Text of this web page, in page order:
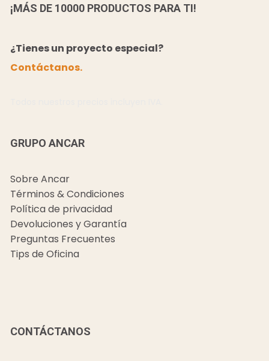
¡MÁS DE 10000 PRODUCTOS PARA TI!
¿Tienes un proyecto especial?
Contáctanos.
GRUPO ANCAR
Sobre Ancar
Términos & Condiciones
Política de privacidad
Devoluciones y Garantía
Preguntas Frecuentes
Tips de Oficina
CONTÁCTANOS